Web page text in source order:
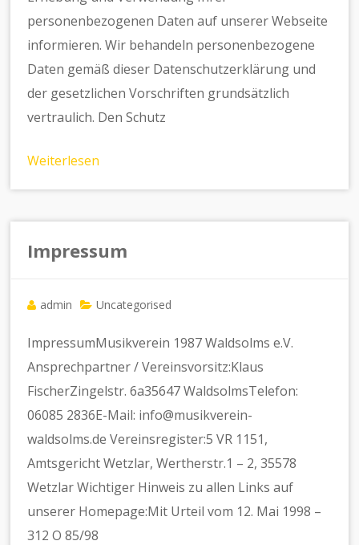
personenbezogenen Daten auf unserer Webseite
informieren. Wir behandeln personenbezogene
Daten gemäß dieser Datenschutzerklärung und
der gesetzlichen Vorschriften grundsätzlich
vertraulich. Den Schutz
Weiterlesen
Impressum
admin Uncategorised
ImpressumMusikverein 1987 Waldsolms e.V.
Ansprechpartner / Vereinsvorsitz:Klaus
FischerZingelstr. 6a35647 WaldsolmsTelefon:
06085 2836E-Mail: info@musikverein-
waldsolms.de Vereinsregister:5 VR 1151,
Amtsgericht Wetzlar, Wertherstr.1 – 2, 35578
Wetzlar Wichtiger Hinweis zu allen Links auf
unserer Homepage:Mit Urteil vom 12. Mai 1998 –
312 O 85/98